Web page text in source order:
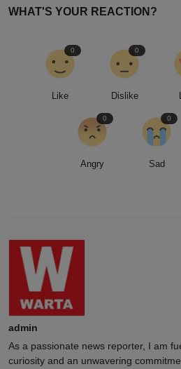
WHAT'S YOUR REACTION?
Like
0
Dislike
0
Angry
0
Sad
0
admin
As a passionate news reporter, I am
curiosity and an unwavering